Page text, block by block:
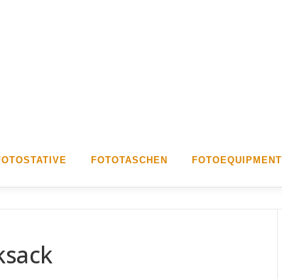
FOTOTASCHEN FOTOEQUIPMENT